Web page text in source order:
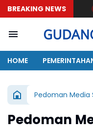
BREAKING NEWS
HOME
Pedoman Media
Pedoman